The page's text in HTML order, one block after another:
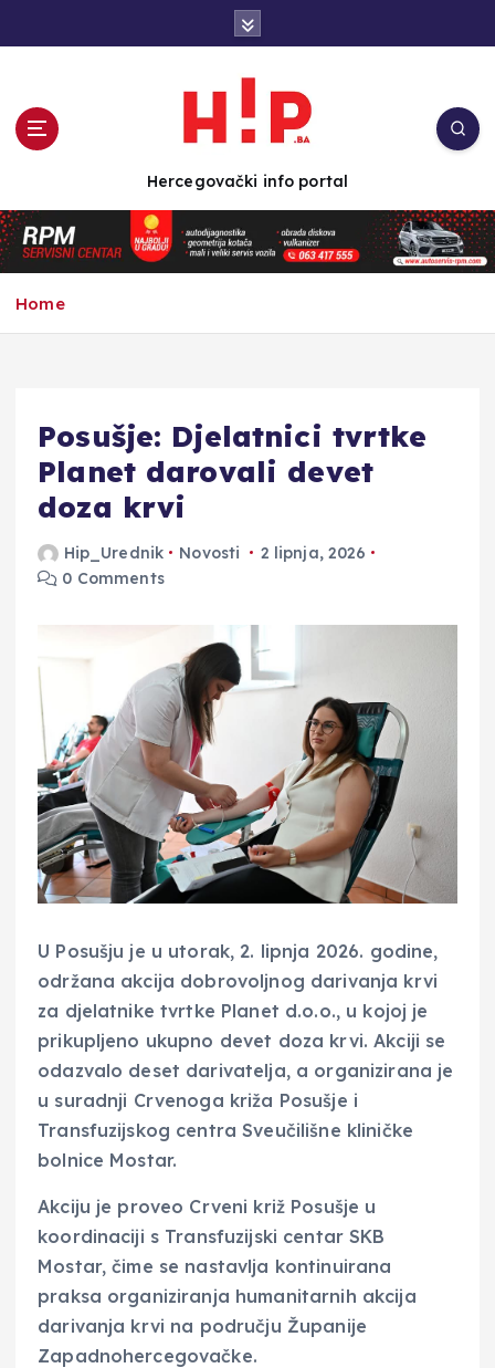
n
t
e
Hercegovački info portal
Home
Posušje: Djelatnici tvrtke
Planet darovali devet
doza krvi
Hip_Urednik Novosti
2 lipnja, 2026
0 Comments
U Posušju je u utorak, 2. lipnja 2026. godine,
održana akcija dobrovoljnog darivanja krvi
za djelatnike tvrtke Planet d.o.o., u kojoj je
prikupljeno ukupno devet doza krvi. Akciji se
odazvalo deset darivatelja, a organizirana je
u suradnji Crvenoga križa Posušje i
Transfuzijskog centra Sveučilišne kliničke
bolnice Mostar.
Akciju je proveo Crveni križ Posušje u
koordinaciji s Transfuzijski centar SKB
Mostar, čime se nastavlja kontinuirana
praksa organiziranja humanitarnih akcija
darivanja krvi na području Županije
Zapadnohercegovačke.